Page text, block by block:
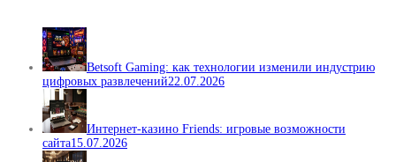
Betsoft Gaming: как технологии изменили индустрию
цифровых развлечений22.07.2026
Интернет-казино Friends: игровые возможности
сайта15.07.2026